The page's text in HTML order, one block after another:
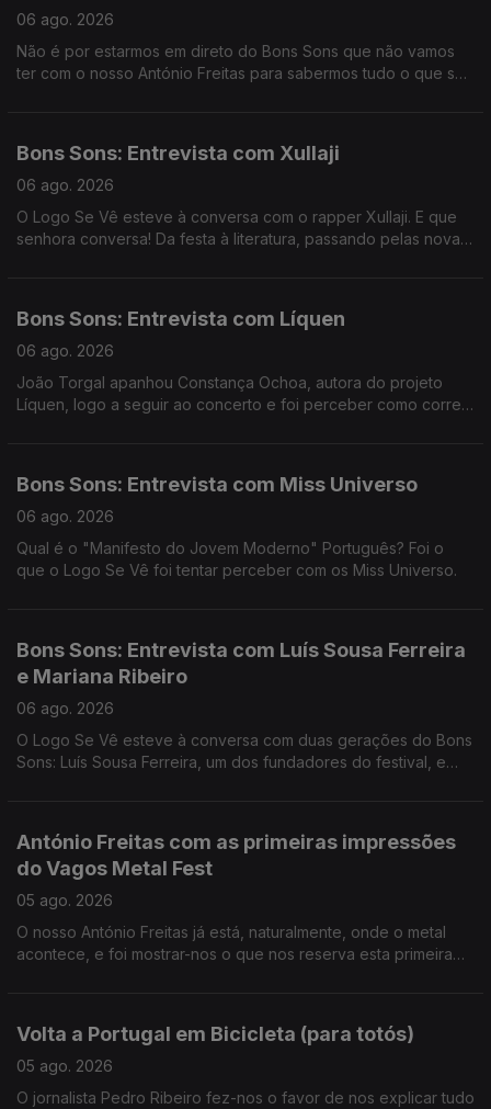
06 ago. 2026
Não é por estarmos em direto do Bons Sons que não vamos
ter com o nosso António Freitas para sabermos tudo o que se
Bons Sons: Entrevista com Xullaji
06 ago. 2026
O Logo Se Vê esteve à conversa com o rapper Xullaji. E que
senhora conversa! Da festa à literatura, passando pelas novas
Bons Sons: Entrevista com Líquen
06 ago. 2026
João Torgal apanhou Constança Ochoa, autora do projeto
Líquen, logo a seguir ao concerto e foi perceber como correu
Bons Sons: Entrevista com Miss Universo
06 ago. 2026
Qual é o "Manifesto do Jovem Moderno" Português? Foi o
que o Logo Se Vê foi tentar perceber com os Miss Universo.
Bons Sons: Entrevista com Luís Sousa Ferreira
e Mariana Ribeiro
06 ago. 2026
O Logo Se Vê esteve à conversa com duas gerações do Bons
Sons: Luís Sousa Ferreira, um dos fundadores do festival, e
António Freitas com as primeiras impressões
do Vagos Metal Fest
05 ago. 2026
O nosso António Freitas já está, naturalmente, onde o metal
acontece, e foi mostrar-nos o que nos reserva esta primeira
Volta a Portugal em Bicicleta (para totós)
05 ago. 2026
O jornalista Pedro Ribeiro fez-nos o favor de nos explicar tudo